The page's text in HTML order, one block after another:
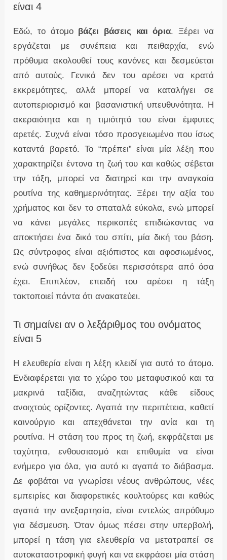
είναι 4
Εδώ, το άτομο βάζει βάσεις και όρια. Ξέρει να
εργάζεται με συνέπεια και πειθαρχία, ενώ
πρόθυμα ακολουθεί τους κανόνες και δεσμεύεται
από αυτούς. Γενικά δεν του αρέσει να κρατά
εκκρεμότητες, αλλά μπορεί να καταλήγει σε
αυτοπεριορισμό και βασανιστική υπευθυνότητα. Η
ακεραιότητα και η τιμιότητά του είναι έμφυτες
αρετές. Συχνά είναι τόσο προσγειωμένο που ίσως
καταντά βαρετό. Το “πρέπει” είναι μία λέξη που
χαρακτηρίζει έντονα τη ζωή του και καθώς σέβεται
την τάξη, μπορεί να διατηρεί και την αναγκαία
ρουτίνα της καθημερινότητας. Ξέρει την αξία του
χρήματος και δεν το σπαταλά εύκολα, ενώ μπορεί
να κάνει μεγάλες περικοπές επιδιώκοντας να
αποκτήσει ένα δικό του σπίτι, μία δική του βάση.
Ως σύντροφος είναι αξιόπιστος και αφοσιωμένος,
ενώ συνήθως δεν ξοδεύει περισσότερα από όσα
έχει. Επιπλέον, επειδή του αρέσει η τάξη
τακτοποιεί πάντα ότι ανακατεύει.
Τι σημαίνει αν ο λεξάριθμος του ονόματος
είναι 5
Η ελευθερία είναι η λέξη κλειδί για αυτό το άτομο.
Ενδιαφέρεται για το χώρο του μεταφυσικού και τα
μακρινά ταξίδια, αναζητώντας κάθε είδους
ανοιχτούς ορίζοντες. Αγαπά την περιπέτεια, καθετί
καινούργιο και απεχθάνεται την ανία και τη
ρουτίνα. Η στάση του προς τη ζωή, εκφράζεται με
ταχύτητα, ενθουσιασμό και επιθυμία να είναι
ενήμερο για όλα, για αυτό κι αγαπά το διάβασμα.
Δε φοβάται να γνωρίσει νέους ανθρώπους, νέες
εμπειρίες και διαφορετικές κουλτούρες και καθώς
αγαπά την ανεξαρτησία, είναι εντελώς απρόθυμο
για δέσμευση. Όταν όμως πέσει στην υπερβολή,
μπορεί η τάση για ελευθερία να μετατραπεί σε
αυτοκαταστροφική φυγή και να εκφράσει μία στάση